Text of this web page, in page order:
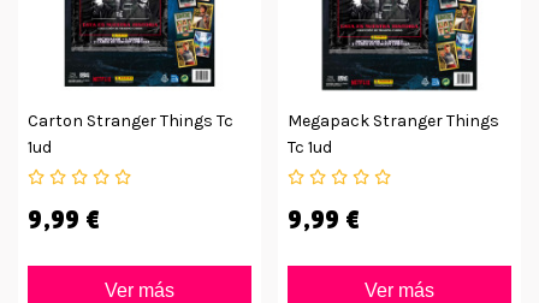
Carton Stranger Things Tc
1ud
9,99 €
Ver más
Megapack Stranger Things
Tc 1ud
9,99 €
Ver más